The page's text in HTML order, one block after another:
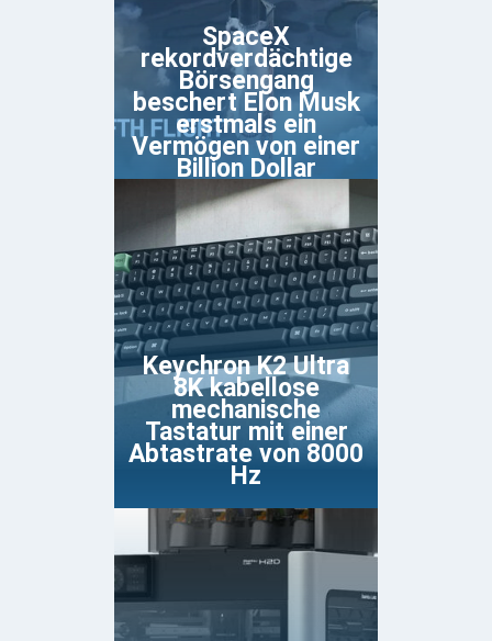
SpaceX
rekordverdächtige
Börsengang
beschert Elon Musk
erstmals ein
Vermögen von einer
Billion Dollar
Keychron K2 Ultra
8K kabellose
mechanische
Tastatur mit einer
Abtastrate von 8000
Hz